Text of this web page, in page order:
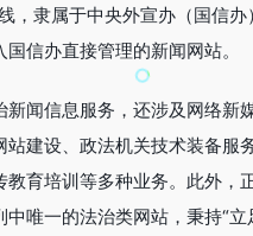
，隶属于中央外宣办（国信办
信办直接管理的新闻网站。
新闻信息服务，还涉及网络新
站建设、政法机关技术装备服
教育培训等多种业务。此外，
唯一的法治类网站，秉持“立